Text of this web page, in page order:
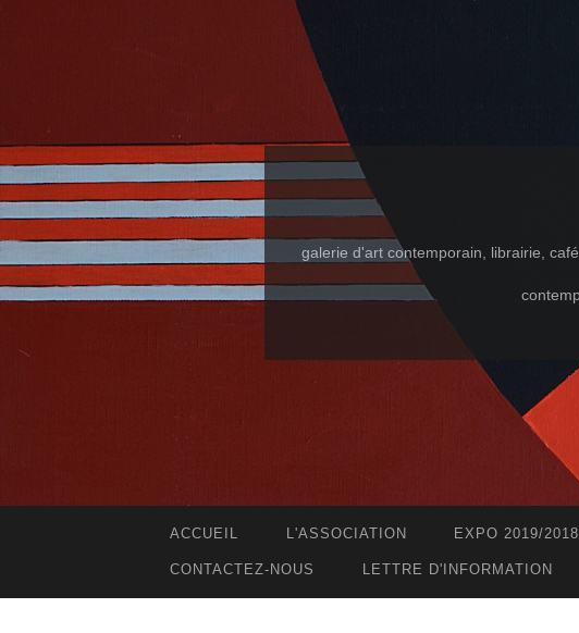
galerie d'art contemporain, librairie,
ACCUEIL L'ASSOCIATION EXPO 2019/2018
CONTACTEZ-NOUS LETTRE D'INFORMATION